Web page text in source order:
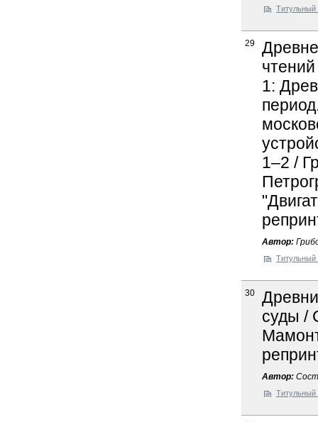
Титульный
29
1:
1–2 /
Автор:
Титульный
30
суды /
Автор:
Титульный